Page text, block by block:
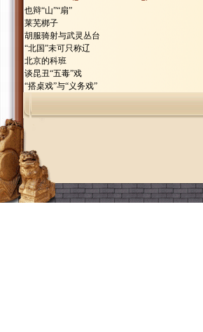
也辩“山”“扇”
莱芜梆子
胡服骑射与武灵丛台
“北国”未可只称辽
北京的科班
谈昆丑“五毒”戏
“搭桌戏”与“义务戏”